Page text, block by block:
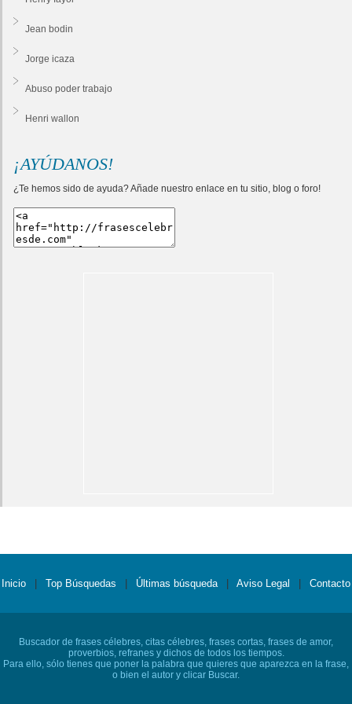
Jean bodin
Jorge icaza
Abuso poder trabajo
Henri wallon
¡AYÚDANOS!
¿Te hemos sido de ayuda? Añade nuestro enlace en tu sitio, blog o foro!
Inicio Top Búsquedas Últimas búsqueda Aviso Legal Contacto
Buscador de frases célebres, citas célebres, frases cortas, frases de amor,
proverbios, refranes y dichos de todos los tiempos.
Para ello, sólo tienes que poner la palabra que quieres que aparezca en la frase,
o bien el autor y clicar Buscar.